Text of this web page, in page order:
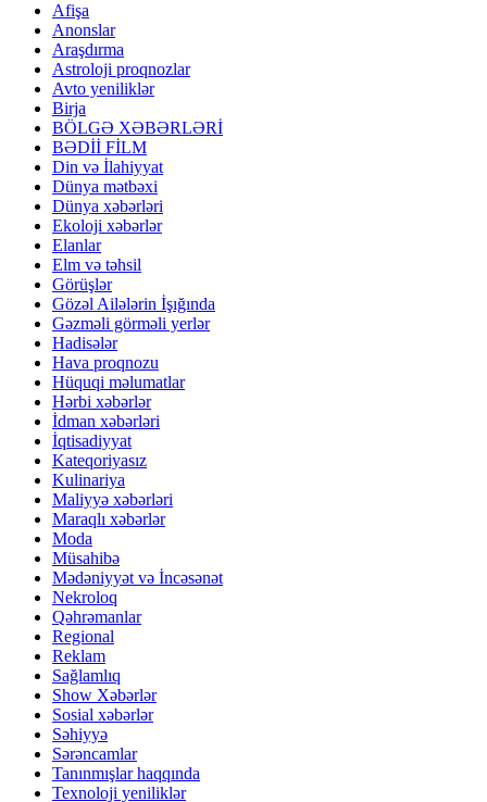
Afişa
Anonslar
Araşdırma
Astroloji proqnozlar
Avto yeniliklər
Birja
BÖLGƏ XƏBƏRLƏRİ
BƏDİİ FİLM
Din və İlahiyyat
Dünya mətbəxi
Dünya xəbərləri
Ekoloji xəbərlər
Elanlar
Elm və təhsil
Görüşlər
Gözəl Ailələrin İşığında
Gəzməli görməli yerlər
Hadisələr
Hava proqnozu
Hüquqi məlumatlar
Hərbi xəbərlər
İdman xəbərləri
İqtisadiyyat
Kateqoriyasız
Kulinariya
Maliyyə xəbərləri
Maraqlı xəbərlər
Moda
Müsahibə
Mədəniyyət və İncəsənət
Nekroloq
Qəhrəmanlar
Regional
Reklam
Sağlamlıq
Show Xəbərlər
Sosial xəbərlər
Səhiyyə
Sərəncamlar
Tanınmışlar haqqında
Texnoloji yeniliklər